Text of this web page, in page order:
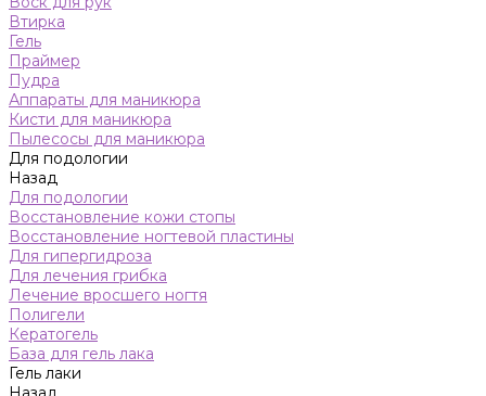
Втирка
Гель
Праймер
Пудра
Аппараты для маникюра
Кисти для маникюра
Пылесосы для маникюра
Для подологии
Назад
Для подологии
Восстановление кожи стопы
Восстановление ногтевой пластины
Для гипергидроза
Для лечения грибка
Лечение вросшего ногтя
Полигели
Кератогель
База для гель лака
Гель лаки